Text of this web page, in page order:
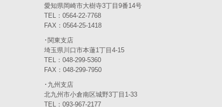
2023年12月(3)
2023年10月(3)
2023年9月(4)
(3)
2023年7月(5)
愛知県岡崎市大樹寺3丁目9番14号
TEL：0564-22-7768
FAX：0564-25-1418
･関東支店
埼玉県川口市本蓮1丁目4-15
TEL：048-299-5360
FAX：048-299-7950
･九州支店
北九州市小倉南区城野3丁目1-33
TEL：093-967-2177